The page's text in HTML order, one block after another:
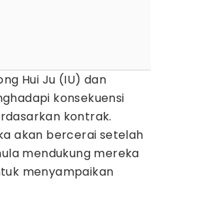
Hui Ju (IU) dan
konsekuensi
kontrak.
akan bercerai setelah
mendukung mereka
menyampaikan